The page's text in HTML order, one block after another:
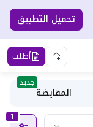
تحميل التطبيق
أطلب
المقايضة
جديد
1